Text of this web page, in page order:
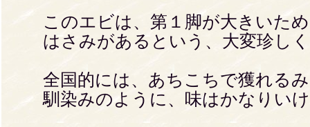
このエビは、第１脚が大きいた
はさみがあるという、大変珍し
全国的には、あちこちで獲れる
馴染みのように、味はかなりい